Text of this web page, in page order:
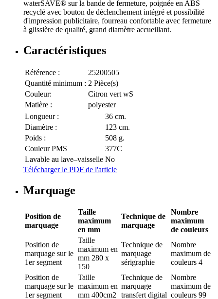
waterSAVE® sur la bande de fermeture, poignée en ABS
recyclé avec bouton de déclenchement intégré et possibilité
d'impression publicitaire, fourreau confortable avec fermeture
à glissière de qualité, grand diamètre accueillant.
Caractéristiques
Référence :
25200505
Quantité minimum : 2 Pièce(s)
Couleur:
Citron vert wS
Matière :
polyester
Longueur :
36 cm.
Diamètre :
123 cm.
Poids :
508 g.
Couleur PMS
377C
Lavable au lave–vaisselle No
Télécharger le PDF de l'article
Marquage
Position de
marquage
Taille
maximum
en mm
Technique de
marquage
Nombre
maximum
de couleurs
Position de
marquage sur le
1er segment
Taille
maximum en
mm 280 x
150
Technique de
marquage
sérigraphie
Nombre
maximum de
couleurs 4
Position de
marquage sur le
1er segment
Taille
maximum en
mm 400cm2
Technique de
marquage
transfert digital
Nombre
maximum de
couleurs 99